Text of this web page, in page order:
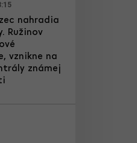
nahradia
Ružinov
vznikne na
známej